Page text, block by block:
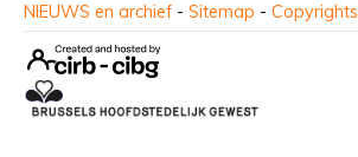
NIEUWS en archief - Sitemap - Copyrights